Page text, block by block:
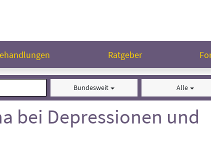
Ratgeber
Bundesweit Alle
bei Depressionen und